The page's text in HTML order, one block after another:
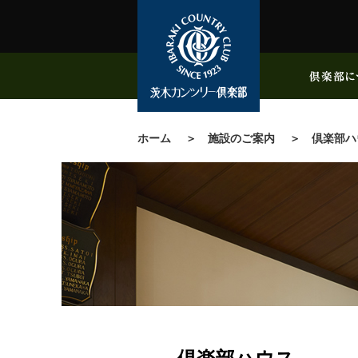
ホーム 施設のご案内 倶楽部